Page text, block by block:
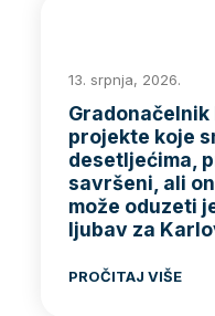
13. srpnja, 2026.
Gradonačelnik
projekte koje
desetljećima,
savršeni, ali
može oduzeti
ljubav za
PROČITAJ VIŠE